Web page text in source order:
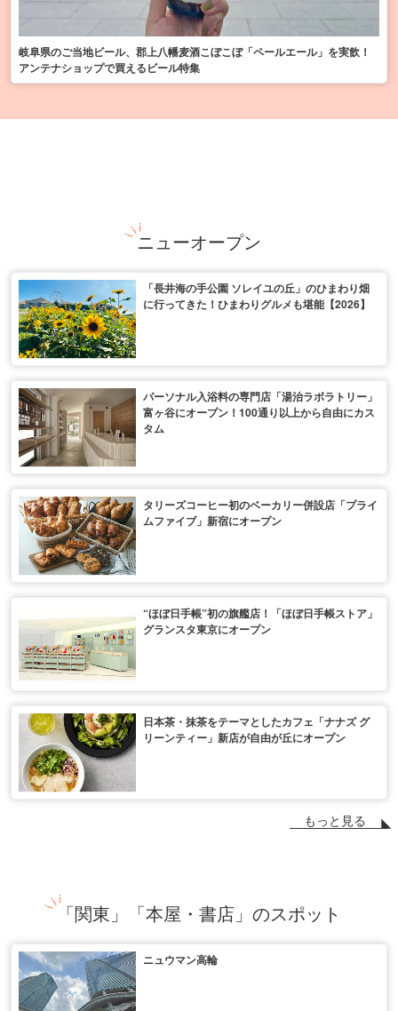
岐阜県のご当地ビール、郡上八幡麦酒こぼこぼ「ペールエール」を実飲！
アンテナショップで買えるビール特集
ニューオープン
「長井海の手公園 ソレイユの丘」のひまわり畑
に行ってきた！ひまわりグルメも堪能【2026】
パーソナル入浴料の専門店「湯治ラボラトリー」
富ヶ谷にオープン！100通り以上から自由にカス
タム
タリーズコーヒー初のベーカリー併設店「プライ
ムファイブ」新宿にオープン
“ほぼ日手帳”初の旗艦店！「ほぼ日手帳ストア」
グランスタ東京にオープン
日本茶・抹茶をテーマとしたカフェ「ナナズ グ
リーンティー」新店が自由が丘にオープン
もっと見る
「関東」「本屋・書店」のスポット
ニュウマン高輪